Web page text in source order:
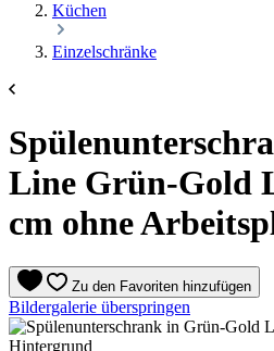
Küchen
Einzelschränke
Line Grün-Gold
cm ohne
Zu den Favoriten hinzufügen
Bildergalerie überspringen